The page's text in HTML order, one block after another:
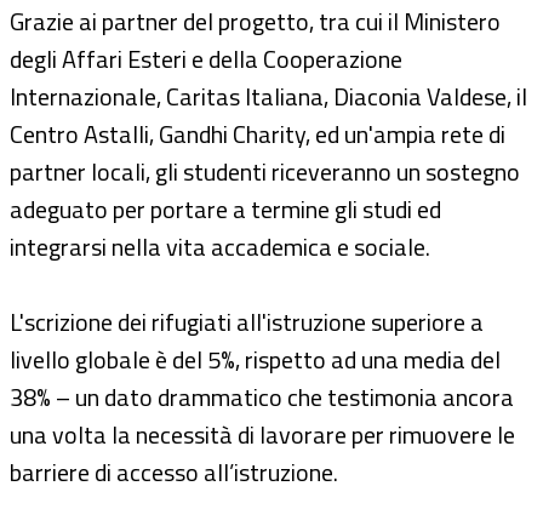
Grazie ai partner del progetto, tra cui il Ministero
degli Affari Esteri e della Cooperazione
Internazionale, Caritas Italiana, Diaconia Valdese, il
Centro Astalli, Gandhi Charity, ed un'ampia rete di
partner locali, gli studenti riceveranno un sostegno
adeguato per portare a termine gli studi ed
integrarsi nella vita accademica e sociale.
L'scrizione dei rifugiati all'istruzione superiore a
livello globale è del 5%, rispetto ad una media del
38% – un dato drammatico che testimonia ancora
una volta la necessità di lavorare per rimuovere le
barriere di accesso all’istruzione.